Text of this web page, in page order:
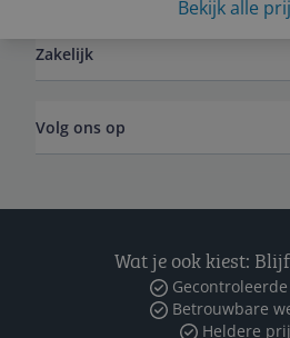
Bekijk alle
Zakelijk
Volg ons op
Wat je ook kiest:
Gecontroleerde
Betrouwbare
Heldere